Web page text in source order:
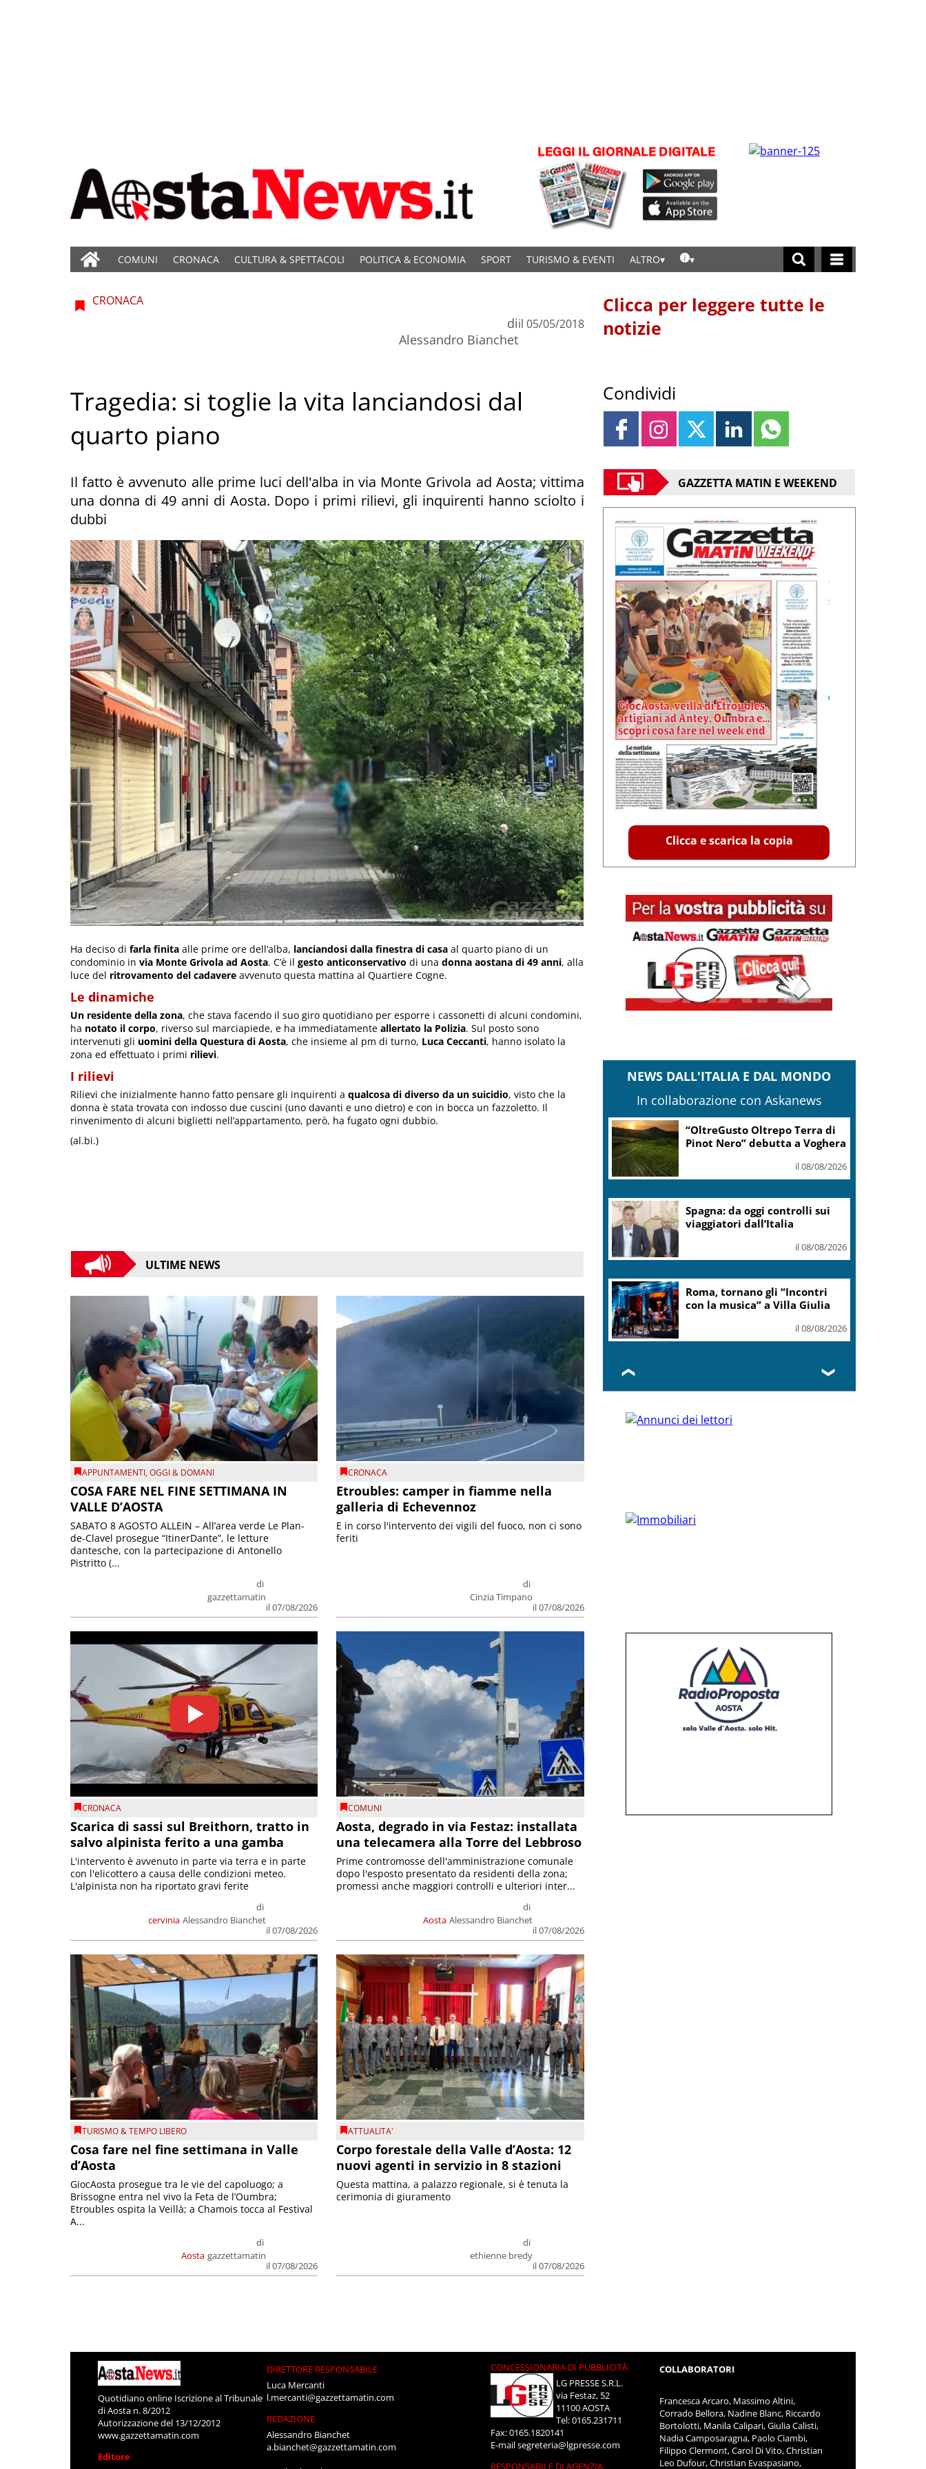
COMUNI CRONACA CULTURA & SPETTACOLI POLITICA & ECONOMIA SPORT TURISMO & EVENTI ALTRO
CRONACA
di
Alessandro Bianchet
il 05/05/2018
Tragedia: si toglie la vita lanciandosi dal
quarto piano
Il fatto è avvenuto alle prime luci dell'alba in via Monte Grivola ad Aosta; vittima
una donna di 49 anni di Aosta. Dopo i primi rilievi, gli inquirenti hanno sciolto i
dubbi
Ha deciso di farla finita alle prime ore dell’alba, lanciandosi dalla finestra di casa al quarto piano di un
condominio in via Monte Grivola ad Aosta. C’è il gesto anticonservativo di una donna aostana di 49 anni, alla
luce del ritrovamento del cadavere avvenuto questa mattina al Quartiere Cogne.
Le dinamiche
Un residente della zona, che stava facendo il suo giro quotidiano per esporre i cassonetti di alcuni condomini,
ha notato il corpo, riverso sul marciapiede, e ha immediatamente allertato la Polizia. Sul posto sono
intervenuti gli uomini della Questura di Aosta, che insieme al pm di turno, Luca Ceccanti, hanno isolato la
zona ed effettuato i primi rilievi.
I rilievi
Rilievi che inizialmente hanno fatto pensare gli inquirenti a qualcosa di diverso da un suicidio, visto che la
donna è stata trovata con indosso due cuscini (uno davanti e uno dietro) e con in bocca un fazzoletto. Il
rinvenimento di alcuni biglietti nell’appartamento, però, ha fugato ogni dubbio.
(al.bi.)
ULTIME NEWS
APPUNTAMENTI,OGGI & DOMANI
COSA FARE NEL FINE SETTIMANA IN
VALLE D’AOSTA
di
gazzettamatin
il 07/08/2026
SABATO 8 AGOSTO ALLEIN – All’area verde Le Plan-
de-Clavel prosegue “ItinerDante”, le letture
dantesche, con la partecipazione di Antonello
Pistritto (...
CRONACA
Etroubles: camper in fiamme nella
galleria di Echevennoz
di
Cinzia Timpano
il 07/08/2026
E in corso l'intervento dei vigili del fuoco, non ci sono
feriti
CRONACA
Scarica di sassi sul Breithorn, tratto in
salvo alpinista ferito a una gamba
cervinia
di
Alessandro Bianchet
il 07/08/2026
L'intervento è avvenuto in parte via terra e in parte
con l'elicottero a causa delle condizioni meteo.
L'alpinista non ha riportato gravi ferite
COMUNI
Aosta, degrado in via Festaz: installata
una telecamera alla Torre del Lebbroso
Aosta
di
Alessandro Bianchet
il 07/08/2026
Prime contromosse dell'amministrazione comunale
dopo l'esposto presentato da residenti della zona;
promessi anche maggiori controlli e ulteriori inter...
TURISMO & TEMPO LIBERO
Cosa fare nel fine settimana in Valle
d’Aosta
Aosta
di
gazzettamatin
il 07/08/2026
GiocAosta prosegue tra le vie del capoluogo; a
Brissogne entra nel vivo la Feta de l’Oumbra;
Etroubles ospita la Veillà; a Chamois tocca al Festival
A...
ATTUALITA'
Corpo forestale della Valle d’Aosta: 12
nuovi agenti in servizio in 8 stazioni
di
ethienne bredy
il 07/08/2026
Questa mattina, a palazzo regionale, si è tenuta la
cerimonia di giuramento
Clicca per leggere tutte le
notizie
Condividi
GAZZETTA MATIN E WEEKEND
Clicca e scarica la copia
NEWS DALL'ITALIA E DAL MONDO
In collaborazione con Askanews
“OltreGusto Oltrepo Terra di
Pinot Nero” debutta a Voghera
il 08/08/2026
Spagna: da oggi controlli sui
viaggiatori dall’Italia
il 08/08/2026
Roma, tornano gli “Incontri
con la musica” a Villa Giulia
il 08/08/2026
❮ ❯
Quotidiano online Iscrizione al Tribunale
di Aosta n. 8/2012
Autorizzazione del 13/12/2012
www.gazzettamatin.com
Editore
DIRETTORE RESPONSABILE
Luca Mercanti
l.mercanti@gazzettamatin.com
REDAZIONE
Alessandro Bianchet
a.bianchet@gazzettamatin.com
CONCESSIONARIA DI PUBBLICITÀ
LG PRESSE S.R.L.
via Festaz, 52
11100 AOSTA
Tel: 0165.231711
Fax: 0165.1820141
E-mailsegreteria@lgpresse.com
COLLABORATORI
Francesca Arcaro, Massimo Altini,
Corrado Bellora, Nadine Blanc, Riccardo
Bortolotti, Manila Calipari, Giulia Calisti,
Nadia Camposaragna, Paolo Ciambi,
Filippo Clermont, Carol Di Vito, Christian
Leo Dufour, Christian Evaspasiano,